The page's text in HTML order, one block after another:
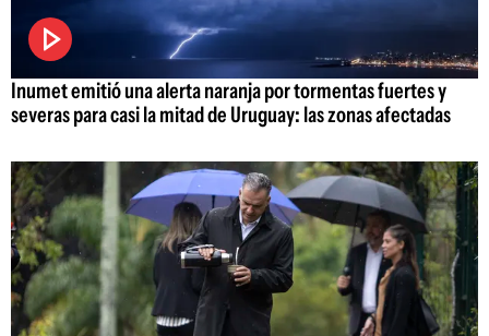
Inumet emitió una alerta naranja por tormentas fuertes y
severas para casi la mitad de Uruguay: las zonas afectadas